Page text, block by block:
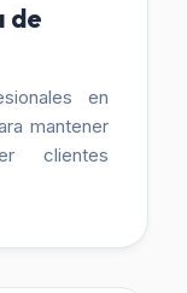
de
en
mantener
clientes